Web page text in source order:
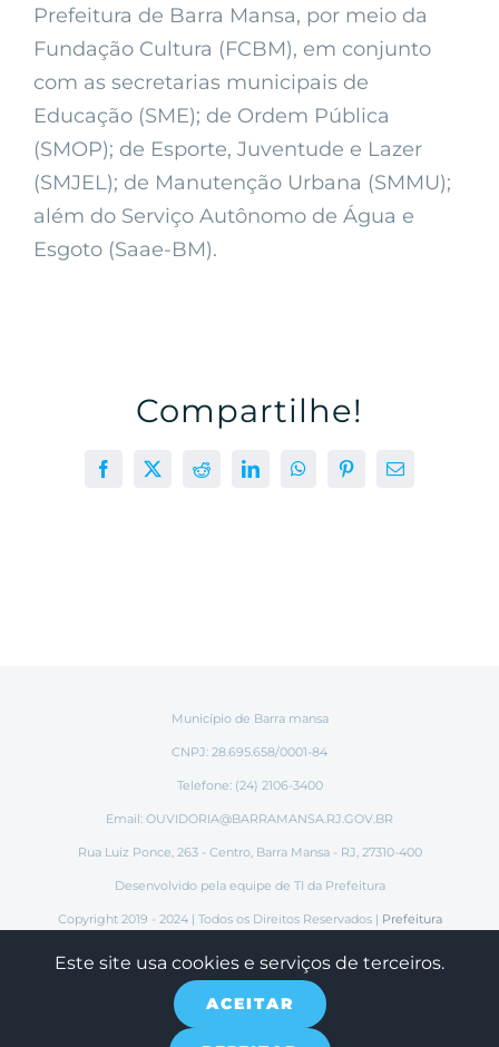
Prefeitura de Barra Mansa, por meio da
Fundação Cultura (FCBM), em conjunto
com as secretarias municipais de
Educação (SME); de Ordem Pública
(SMOP); de Esporte, Juventude e Lazer
(SMJEL); de Manutenção Urbana (SMMU);
além do Serviço Autônomo de Água e
Esgoto (Saae-BM).
Compartilhe!
Facebook
X RedditLinkedInWhatsAppPinterest
E-
Município de Barra mansa
CNPJ: 28.695.658/0001-84
Telefone: (24) 2106-3400
Email: OUVIDORIA@BARRAMANSA.RJ.GOV.BR
Rua Luiz Ponce, 263 - Centro, Barra Mansa - RJ, 27310-400
Desenvolvido pela equipe de TI da Prefeitura
Copyright 2019 - 2024 | Todos os Direitos Reservados | Prefeitura
Municipal de Barra Mansa
Facebook
Este site usa cookies e serviços de terceiros.
ACEITAR